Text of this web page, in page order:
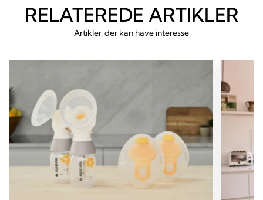
RELATEREDE ARTIKLER
Artikler, der kan have interesse